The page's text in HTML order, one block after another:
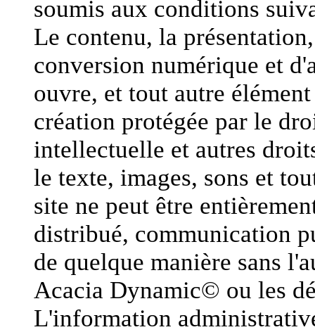
soumis aux conditions
Le contenu, la
conversion numérique et
ouvre, et tout autre
création protégée par le
intellectuelle et autres
le texte, images, sons et
site ne peut être
distribué, communication
de quelque manière sans
Acacia Dynamic© ou les
L'information